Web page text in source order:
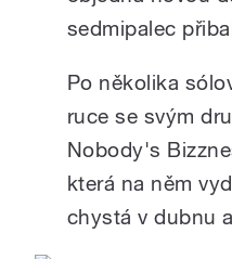
sedmipalec
Po několika
ruce se svým
Nobody's
která na něm
chystá v dubnu